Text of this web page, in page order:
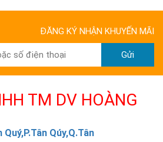
ĐĂNG KÝ NHẬN KHUYẾN MÃI
Gửi
TM DV HOÀNG
Quý,P.Tân Qúy,Q.Tân